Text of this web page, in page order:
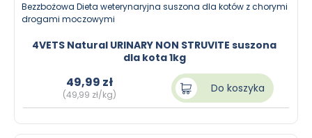
Bezzbożowa Dieta weterynaryjna suszona dla kotów z chorymi
drogami moczowymi
4VETS Natural URINARY NON STRUVITE suszona
dla kota 1kg
49,99 zł
(49,99 zł/kg) Do koszyka